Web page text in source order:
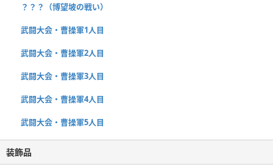
？？？（博望坡の戦い）
武闘大会・曹操軍1人目
武闘大会・曹操軍2人目
武闘大会・曹操軍3人目
武闘大会・曹操軍4人目
武闘大会・曹操軍5人目
装飾品